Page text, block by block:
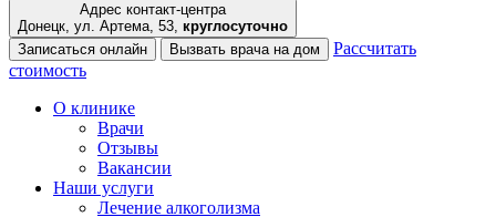
Адрес контакт-центра
Донецк, ул. Артема, 53, круглосуточно
Записаться онлайн
Вызвать врача на дом
Рассчитать
стоимость
О клинике
Врачи
Отзывы
Вакансии
Наши услуги
Лечение алкоголизма